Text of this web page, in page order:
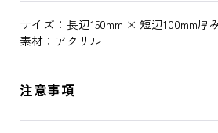
サイズ：長辺150mm × 短辺100mm厚
素材：アクリル
注意事項